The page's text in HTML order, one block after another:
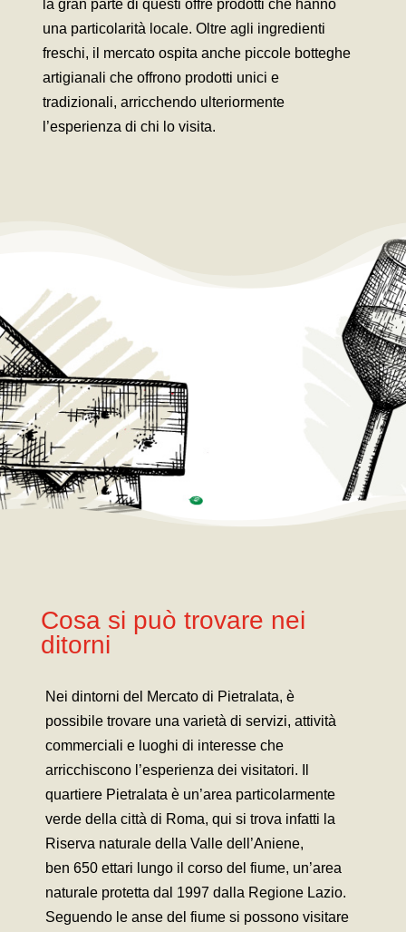
la gran parte di questi offre prodotti che hanno
una particolarità locale. Oltre agli ingredienti
freschi, il mercato ospita anche piccole botteghe
artigianali che offrono prodotti unici e
tradizionali, arricchendo ulteriormente
l’esperienza di chi lo visita.
Cosa si può trovare nei
ditorni
Nei dintorni del Mercato di Pietralata, è
possibile trovare una varietà di servizi, attività
commerciali e luoghi di interesse che
arricchiscono l’esperienza dei visitatori.
quartiere Pietralata è un’area particolarmente
verde della città di Roma, qui si trova infatti la
Riserva naturale della Valle dell’Aniene,
ben 650 ettari lungo il corso del fiume, un’area
naturale protetta dal 1997 dalla Regione Lazio.
Seguendo le anse del fiume si possono visitare